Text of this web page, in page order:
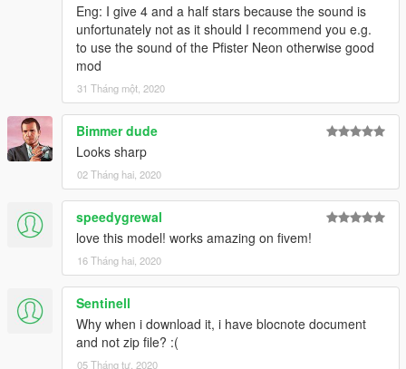
Eng: I give 4 and a half stars because the sound is
unfortunately not as it should I recommend you e.g.
to use the sound of the Pfister Neon otherwise good
mod
31 Tháng một, 2020
Bimmer dude
Looks sharp
02 Tháng hai, 2020
speedygrewal
love this model! works amazing on fivem!
16 Tháng hai, 2020
Sentinell
Why when i download it, i have blocnote document
and not zip file? :(
05 Tháng tư, 2020